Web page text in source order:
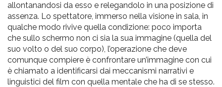
allontanandosi da esso e relegandolo in una posizione di
assenza. Lo spettatore, immerso nella visione in sala, in
qualche modo rivive quella condizione: poco importa
che sullo schermo non ci sia la sua immagine (quella del
suo volto o del suo corpo), l’operazione che deve
comunque compiere è confrontare un’immagine con cui
è chiamato a identificarsi dai meccanismi narrativi e
linguistici del film con quella mentale che ha di se stesso.